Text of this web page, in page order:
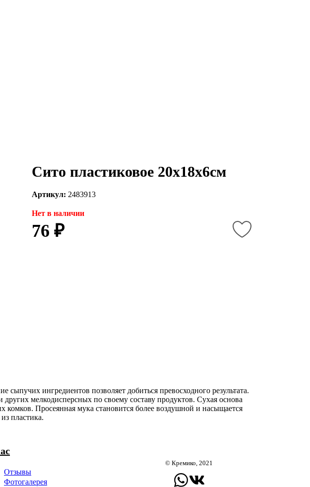
Сито пластиковое 20х18х6см
Артикул: 2483913
Нет в наличии
76 ₽
ингредиентов позволяет добиться превосходного результата.
мелкодисперсных по своему составу продуктов. Сухая основа
комков. Просеянная мука становится более воздушной и насыщается
пластика.
Отзывы
Фотогалерея
© Кремико, 2021